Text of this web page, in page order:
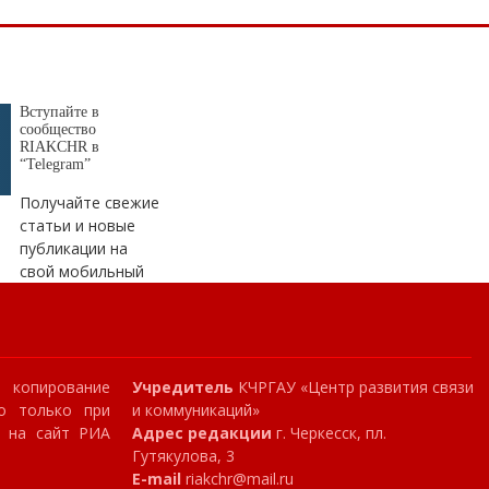
Вступайте в
сообщество
RIAKCHR в
“Telegram”
Получайте свежие
статьи и новые
публикации на
свой мобильный
только при
на сайт РИА
Учредитель КЧРГАУ «Центр развития связи
и коммуникаций»
Адрес редакции г. Черкесск, пл.
Гутякулова, 3
E-mail riakchr@mail.ru